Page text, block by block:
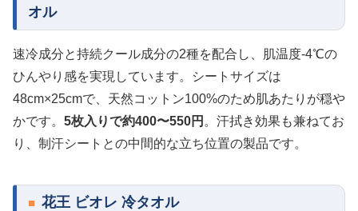
オル
速冷成分と持続クール成分の2種を配合し、肌温度-4℃の
ひんやり感を実現しています。シートサイズは
48cm×25cmで、天然コットン100%のため肌あたりが穏や
かです。 5枚入りで約400〜550円 。汗拭き効果も兼ねてお
り、制汗シートとの中間的な立ち位置の製品です。
花王 ビオレ 冷タオル